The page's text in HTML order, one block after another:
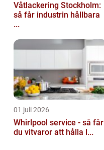
Våtlackering Stockholm:
så får industrin hållbara
...
01 juli 2026
Whirlpool service - så får
du vitvaror att hålla l...